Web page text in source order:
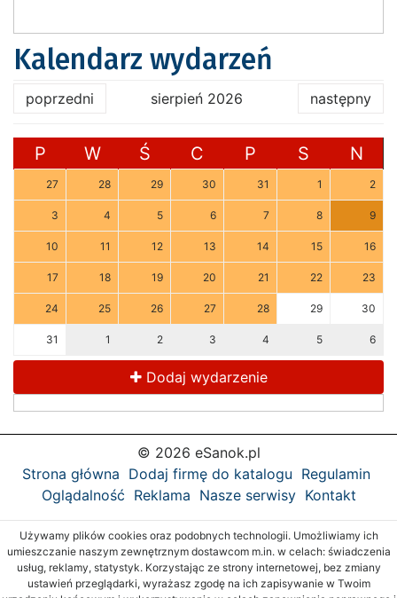
Kalendarz wydarzeń
poprzedni sierpień 2026 następny
P W Ś C P S N
27 28 29 30 31 1 2
3 4 5 6 7 8 9
10 11 12 13 14 15 16
17 18 19 20 21 22 23
24 25 26 27 28 29 30
31 1 2 3 4 5 6
Dodaj wydarzenie
© 2026 eSanok.pl
Strona główna Dodaj firmę do katalogu Regulamin
Oglądalność Reklama Nasze serwisy Kontakt
Używamy plików cookies oraz podobnych technologii. Umożliwiamy ich
umieszczanie naszym zewnętrznym dostawcom m.in. w celach: świadczenia
usług, reklamy, statystyk. Korzystając ze strony internetowej, bez zmiany
ustawień przeglądarki, wyrażasz zgodę na ich zapisywanie w Twoim